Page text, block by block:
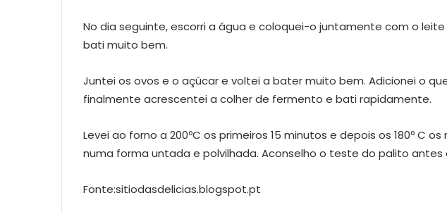
No dia seguinte, escorri a água e coloquei-o juntamente com o
bati muito bem.
Juntei os ovos e o açúcar e voltei a bater muito bem. Adicionei o
finalmente acrescentei a colher de fermento e bati rapidamente.
Levei ao forno a 200ºC os primeiros 15 minutos e depois os 180º C
numa forma untada e polvilhada. Aconselho o teste do palito antes
Fonte:sitiodasdelicias.blogspot.pt